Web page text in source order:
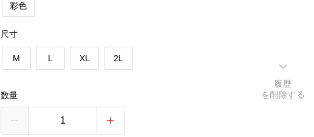
彩色
尺寸
M L XL 2L
数量
履歴
を削除する